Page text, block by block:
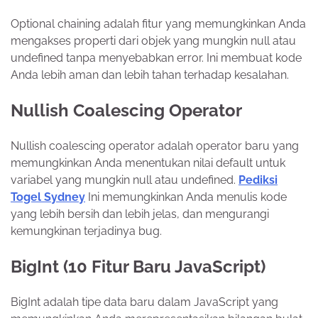
Optional chaining adalah fitur yang memungkinkan Anda
mengakses properti dari objek yang mungkin null atau
undefined tanpa menyebabkan error. Ini membuat kode
Anda lebih aman dan lebih tahan terhadap kesalahan.
Nullish Coalescing Operator
Nullish coalescing operator adalah operator baru yang
memungkinkan Anda menentukan nilai default untuk
variabel yang mungkin null atau undefined. Pediksi
Togel Sydney Ini memungkinkan Anda menulis kode
yang lebih bersih dan lebih jelas, dan mengurangi
kemungkinan terjadinya bug.
BigInt (10 Fitur Baru JavaScript)
BigInt adalah tipe data baru dalam JavaScript yang